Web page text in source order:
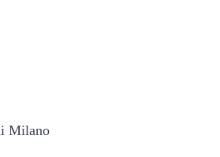
Milano